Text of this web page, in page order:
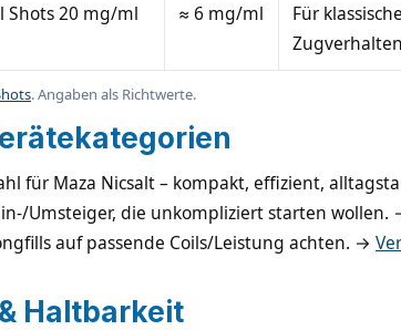
Shots 20 mg/ml
≈ 6 mg/ml
Für
Zugverhalten
. Angaben als Richtwerte.
für Maza Nicsalt – kompakt, effizient,
Umsteiger, die unkompliziert starten wollen.
auf passende Coils/Leistung achten. →
Haltbarkeit